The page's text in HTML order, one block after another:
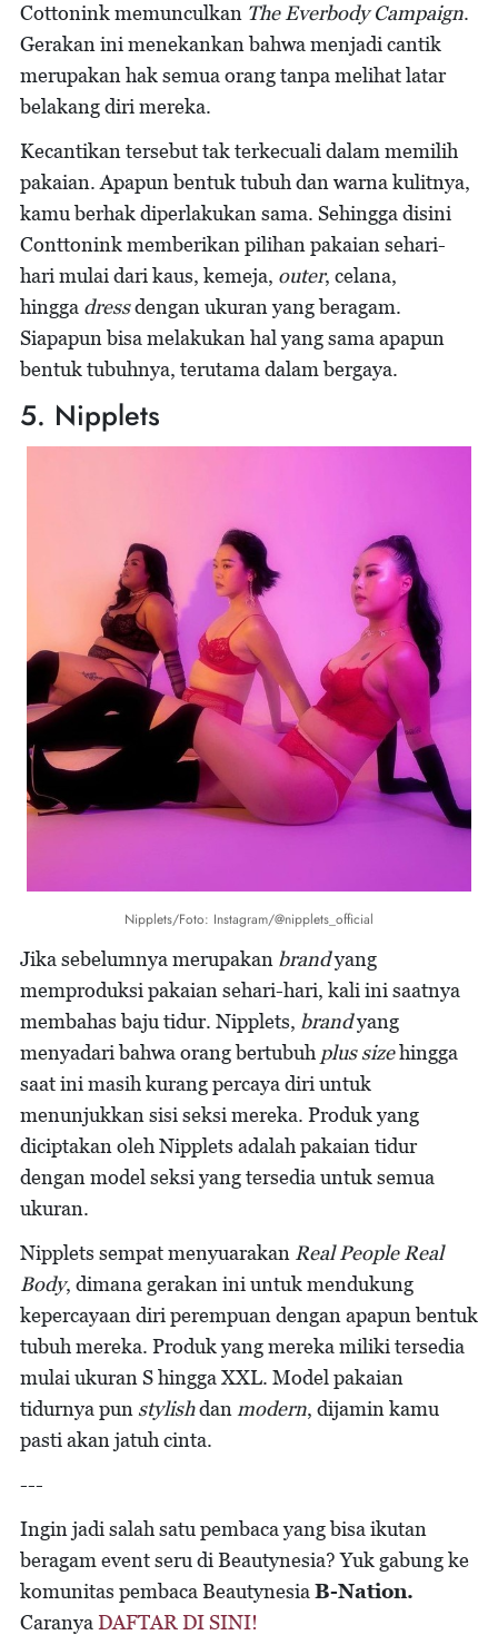
Cottonink memunculkan The Everbody Campaign.
Gerakan ini menekankan bahwa menjadi cantik
merupakan hak semua orang tanpa melihat latar
belakang diri mereka.
Kecantikan tersebut tak terkecuali dalam memilih
pakaian. Apapun bentuk tubuh dan warna kulitnya,
kamu berhak diperlakukan sama. Sehingga disini
Conttonink memberikan pilihan pakaian sehari-
hari mulai dari kaus, kemeja, outer, celana,
hingga dressdengan ukuran yang beragam.
Siapapun bisa melakukan hal yang sama apapun
bentuk tubuhnya, terutama dalam bergaya.
5. Nipplets
Nipplets/Foto: Instagram/@nipplets_official
Jika sebelumnya merupakan brandyang
memproduksi pakaian sehari-hari, kali ini saatnya
membahas baju tidur. Nipplets, brandyang
menyadari bahwa orang bertubuh plus sizehingga
saat ini masih kurang percaya diri untuk
menunjukkan sisi seksi mereka. Produk yang
diciptakan oleh Nipplets adalah pakaian tidur
dengan model seksi yang tersedia untuk semua
ukuran.
Nipplets sempat menyuarakan Real People Real
Body, dimana gerakan ini untuk mendukung
kepercayaan diri perempuan dengan apapun bentuk
tubuh mereka. Produk yang mereka miliki tersedia
mulai ukuran S hingga XXL. Model pakaian
tidurnya pun stylishdan modern, dijamin kamu
pasti akan jatuh cinta.
---
Ingin jadi salah satu pembaca yang bisa ikutan
beragam event seru di Beautynesia? Yuk gabung ke
komunitas pembaca Beautynesia B-Nation.
Caranya DAFTAR DI SINI!